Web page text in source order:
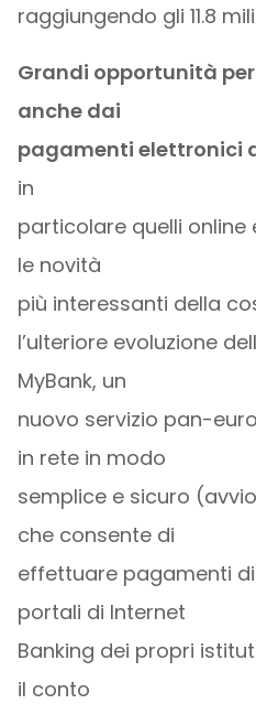
raggiungendo gli 11.8
Grandi opportunità per
anche dai
pagamenti elettronici
in
particolare quelli online
le novità
più interessanti della
l’ulteriore evoluzione
MyBank, un
nuovo servizio pan-
in rete in modo
semplice e sicuro
che consente di
effettuare pagamenti
portali di Internet
Banking dei propri
il conto